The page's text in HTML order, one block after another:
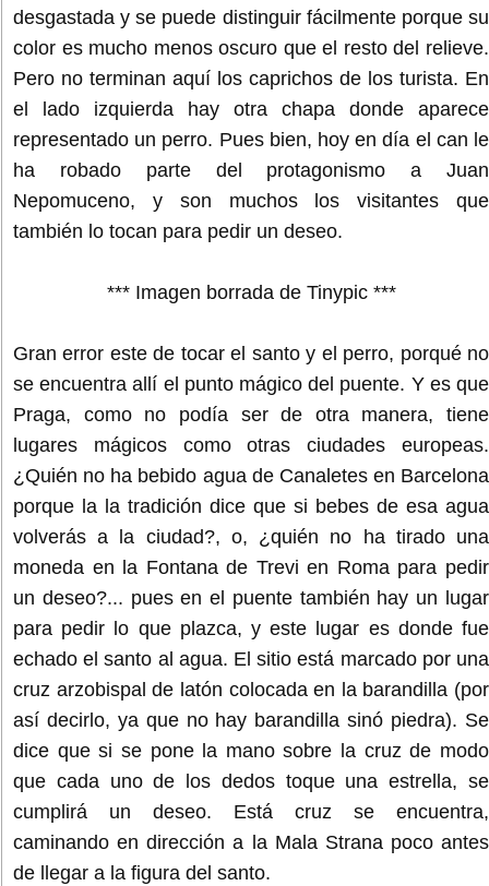
desgastada y se puede distinguir fácilmente porque su
color es mucho menos oscuro que el resto del relieve.
Pero no terminan aquí los caprichos de los turista. En
el lado izquierda hay otra chapa donde aparece
representado un perro. Pues bien, hoy en día el can le
ha robado parte del protagonismo a Juan
Nepomuceno, y son muchos los visitantes que
también lo tocan para pedir un deseo.
*** Imagen borrada de Tinypic ***
Gran error este de tocar el santo y el perro, porqué no
se encuentra allí el punto mágico del puente. Y es que
Praga, como no podía ser de otra manera, tiene
lugares mágicos como otras ciudades europeas.
¿Quién no ha bebido agua de Canaletes en Barcelona
porque la la tradición dice que si bebes de esa agua
volverás a la ciudad?, o, ¿quién no ha tirado una
moneda en la Fontana de Trevi en Roma para pedir
un deseo?... pues en el puente también hay un lugar
para pedir lo que plazca, y este lugar es donde fue
echado el santo al agua. El sitio está marcado por una
cruz arzobispal de latón colocada en la barandilla (por
así decirlo, ya que no hay barandilla sinó piedra). Se
dice que si se pone la mano sobre la cruz de modo
que cada uno de los dedos toque una estrella, se
cumplirá un deseo. Está cruz se encuentra,
caminando en dirección a la Mala Strana poco antes
de llegar a la figura del santo.